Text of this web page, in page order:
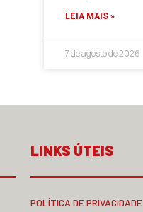
LEIA MAIS »
7 de agosto de 2026
LINKS ÚTEIS
POLÍTICA DE PRIVACIDADE